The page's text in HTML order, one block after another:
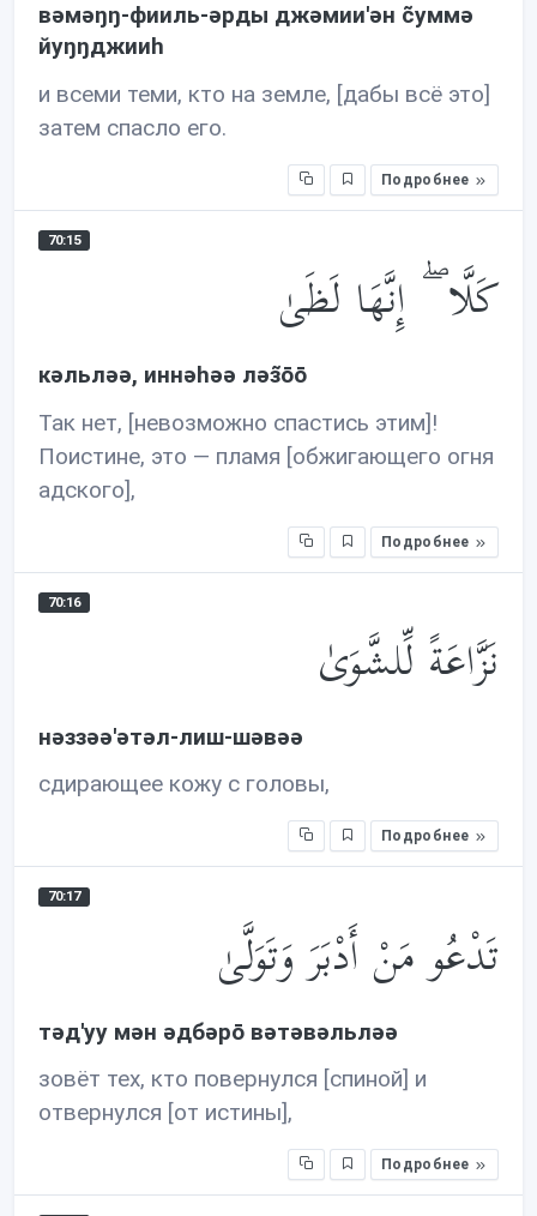
вəмəŋŋ-фииль-əрды джəмии'əн c̃уммə
йуŋŋджииh
и всеми теми, кто на земле, [дабы всё это]
затем спасло его.
Подробнее
70:15
كَلَّا ۖ إِنَّهَا لَظَىٰ
кəльлəə, иннəhəə лəз̃ōō
Так нет, [невозможно спастись этим]!
Поистине, это — пламя [обжигающего огня
адского],
Подробнее
70:16
نَزَّاعَةً لِّلشَّوَىٰ
нəззəə'əтəл-лиш-шəвəə
сдирающее кожу с головы,
Подробнее
70:17
تَدْعُو مَنْ أَدْبَرَ وَتَوَلَّىٰ
тəд'уу мəн əдбəрō вəтəвəльлəə
зовёт тех, кто повернулся [спиной] и
отвернулся [от истины],
Подробнее